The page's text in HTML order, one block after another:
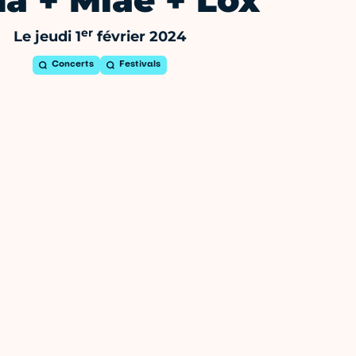
Le jeudi 1er février 2024
Concerts Festivals